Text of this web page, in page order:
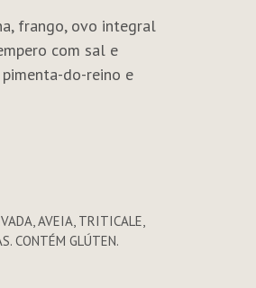
frango, ovo integral
com sal e
do-reino e
AVEIA, TRITICALE,
CONTÉM GLÚTEN.